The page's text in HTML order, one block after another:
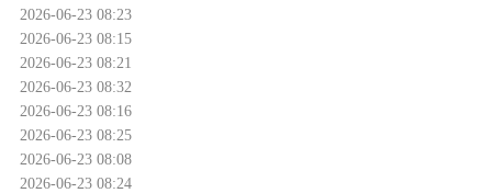
2026-06-23 08:23
2026-06-23 08:15
2026-06-23 08:21
2026-06-23 08:32
2026-06-23 08:16
2026-06-23 08:25
2026-06-23 08:08
2026-06-23 08:24